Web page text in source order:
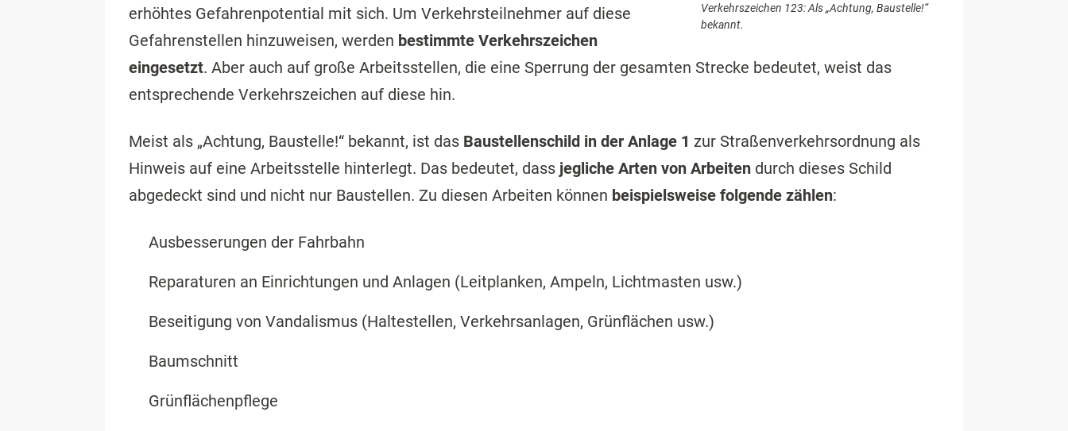
Verkehrszeichen 123: Als „Achtung, Baustelle!“
bekannt.
erhöhtes Gefahrenpotential mit sich. Um Verkehrsteilnehmer auf diese
Gefahrenstellen hinzuweisen, werden bestimmte Verkehrszeichen
eingesetzt. Aber auch auf große Arbeitsstellen, die eine Sperrung der gesamten Strecke bedeutet, weist das
entsprechende Verkehrszeichen auf diese hin.
Meist als „Achtung, Baustelle!“ bekannt, ist das Baustellenschild in der Anlage 1 zur Straßenverkehrsordnung als
Hinweis auf eine Arbeitsstelle hinterlegt. Das bedeutet, dass jegliche Arten von Arbeiten durch dieses Schild
abgedeckt sind und nicht nur Baustellen. Zu diesen Arbeiten können beispielsweise folgende zählen:
Ausbesserungen der Fahrbahn
Reparaturen an Einrichtungen und Anlagen (Leitplanken, Ampeln, Lichtmasten usw.)
Beseitigung von Vandalismus (Haltestellen, Verkehrsanlagen, Grünflächen usw.)
Baumschnitt
Grünflächenpflege